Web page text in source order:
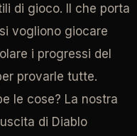
di gioco. Il che porta
vogliono giocare
i progressi del
provarle tutte.
le cose? La nostra
di Diablo